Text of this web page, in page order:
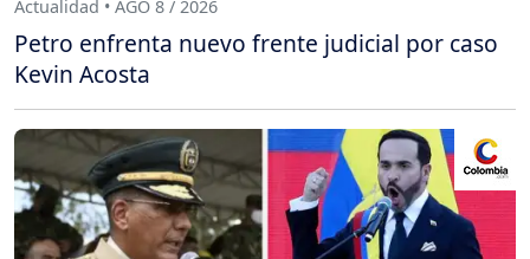
Actualidad • AGO 8 / 2026
Petro enfrenta nuevo frente judicial por caso
Kevin Acosta